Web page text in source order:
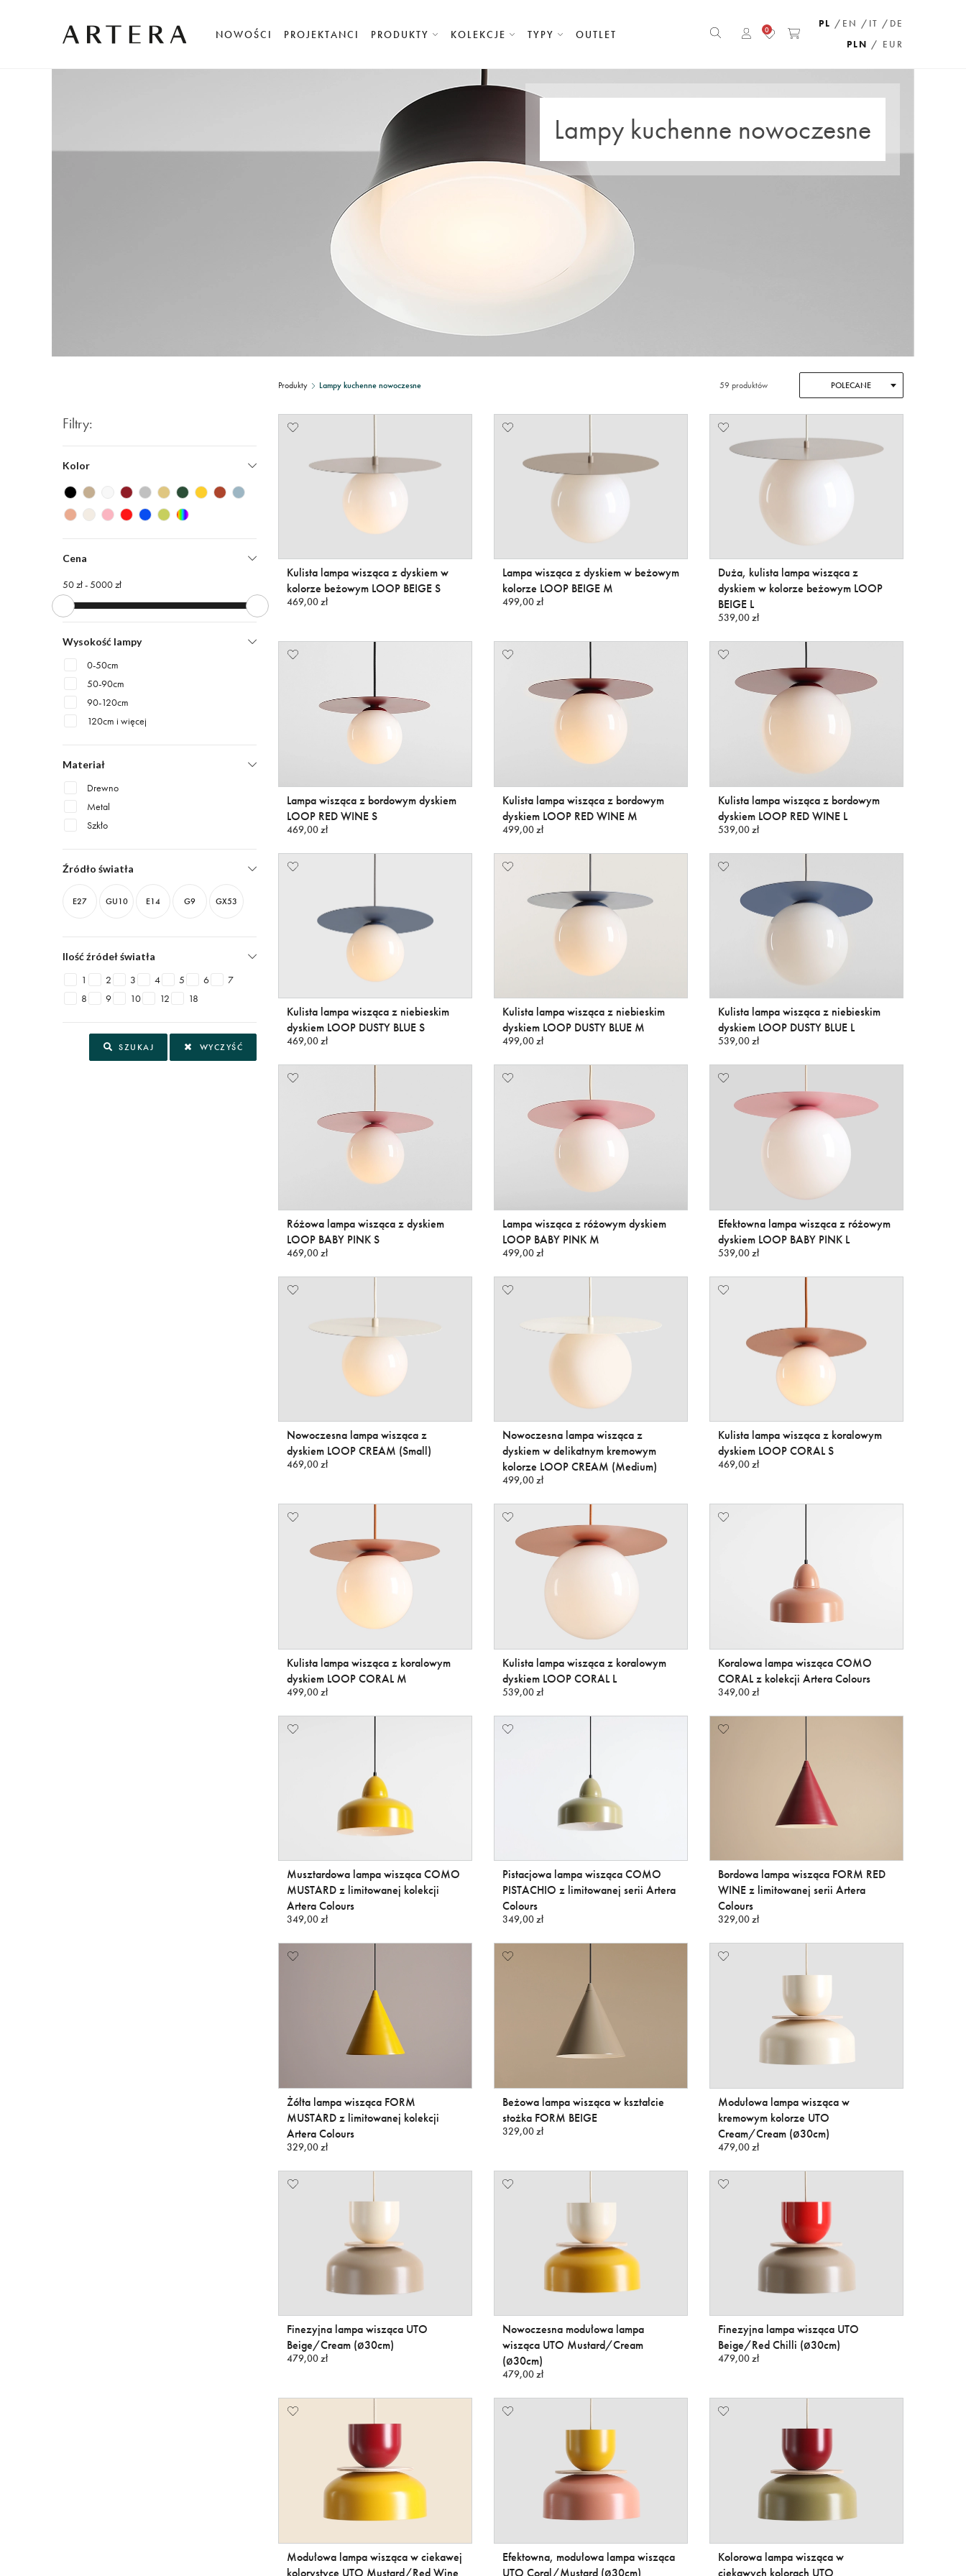
NOWOŚCI PROJEKTANCI PRODUKTY KOLEKCJE TYPY OUTLET 0
PL /EN /IT /DE
PLN / EUR
Lampy kuchenne nowoczesne
Filtry:
Kolor
Cena
50 zł -5000 zł
Wysokość lampy
0-50cm
50-90cm
90-120cm
120cm i więcej
Materiał
Drewno
Metal
Szkło
Źródło światła
E27 GU10 E14 G9 GX53
Ilość źródeł światła
1 2 3 4 5 6
7
8
9 10 12 18
SZUKAJ WYCZYŚĆ
Produkty Lampy kuchenne nowoczesne 59 produktów POLECANE
Kulista lampa wisząca z dyskiem w
kolorze beżowym LOOP BEIGE S
469,00 zł
Lampa wisząca z dyskiem w beżowym
kolorze LOOP BEIGE M
499,00 zł
Duża, kulista lampa wisząca z
dyskiem w kolorze beżowym LOOP
BEIGE L
539,00 zł
Lampa wisząca z bordowym dyskiem
LOOP RED WINE S
469,00 zł
Kulista lampa wisząca z bordowym
dyskiem LOOP RED WINE M
499,00 zł
Kulista lampa wisząca z bordowym
dyskiem LOOP RED WINE L
539,00 zł
Kulista lampa wisząca z niebieskim
dyskiem LOOP DUSTY BLUE S
469,00 zł
Kulista lampa wisząca z niebieskim
dyskiem LOOP DUSTY BLUE M
499,00 zł
Kulista lampa wisząca z niebieskim
dyskiem LOOP DUSTY BLUE L
539,00 zł
Różowa lampa wisząca z dyskiem
LOOP BABY PINK S
469,00 zł
Lampa wisząca z różowym dyskiem
LOOP BABY PINK M
499,00 zł
Efektowna lampa wisząca z różowym
dyskiem LOOP BABY PINK L
539,00 zł
Nowoczesna lampa wisząca z
dyskiem LOOP CREAM (Small)
469,00 zł
Nowoczesna lampa wisząca z
dyskiem w delikatnym kremowym
kolorze LOOP CREAM (Medium)
499,00 zł
Kulista lampa wisząca z koralowym
dyskiem LOOP CORAL S
469,00 zł
Kulista lampa wisząca z koralowym
dyskiem LOOP CORAL M
499,00 zł
Kulista lampa wisząca z koralowym
dyskiem LOOP CORAL L
539,00 zł
Koralowa lampa wisząca COMO
CORAL z kolekcji Artera Colours
349,00 zł
Musztardowa lampa wisząca COMO
MUSTARD z limitowanej kolekcji
Artera Colours
349,00 zł
Pistacjowa lampa wisząca COMO
PISTACHIO z limitowanej serii Artera
Colours
349,00 zł
Bordowa lampa wisząca FORM RED
WINE z limitowanej serii Artera
Colours
329,00 zł
Żółta lampa wisząca FORM
MUSTARD z limitowanej kolekcji
Artera Colours
329,00 zł
Beżowa lampa wisząca w kształcie
stożka FORM BEIGE
329,00 zł
Modułowa lampa wisząca w
kremowym kolorze UTO
Cream/Cream (ø30cm)
479,00 zł
Finezyjna lampa wisząca UTO
Beige/Cream (ø30cm)
479,00 zł
Nowoczesna modułowa lampa
wisząca UTO Mustard/Cream
(ø30cm)
479,00 zł
Finezyjna lampa wisząca UTO
Beige/Red Chilli (ø30cm)
479,00 zł
Modułowa lampa wisząca w ciekawej
kolorystyce UTO Mustard/Red Wine
Efektowna, modułowa lampa wisząca
UTO Coral/Mustard (ø30cm)
Kolorowa lampa wisząca w
ciekawych kolorach UTO